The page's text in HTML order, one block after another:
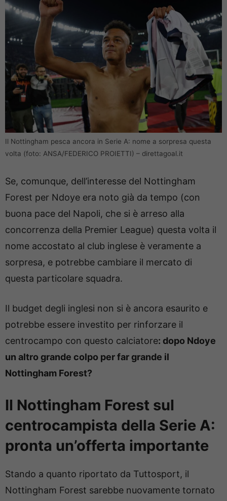
Il Nottingham pesca ancora in Serie A: nome a sorpresa questa
volta (foto: ANSA/FEDERICO PROIETTI) – direttagoal.it
Se, comunque, dell’interesse del Nottingham
Forest per Ndoye era noto già da tempo (con
buona pace del Napoli, che si è arreso alla
concorrenza della Premier League) questa volta il
nome accostato al club inglese è veramente a
sorpresa, e potrebbe cambiare il mercato di
questa particolare squadra.
Il budget degli inglesi non si è ancora esaurito e
potrebbe essere investito per rinforzare il
centrocampo con questo calciatore: dopo Ndoye
un altro grande colpo per far grande il
Nottingham Forest?
Il Nottingham Forest sul
centrocampista della Serie A:
pronta un’offerta importante
Stando a quanto riportato da Tuttosport, il
Nottingham Forest sarebbe nuovamente tornato